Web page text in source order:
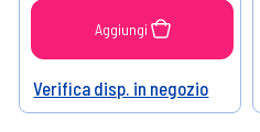
Aggiungi
Help
Verifica disp. in negozio